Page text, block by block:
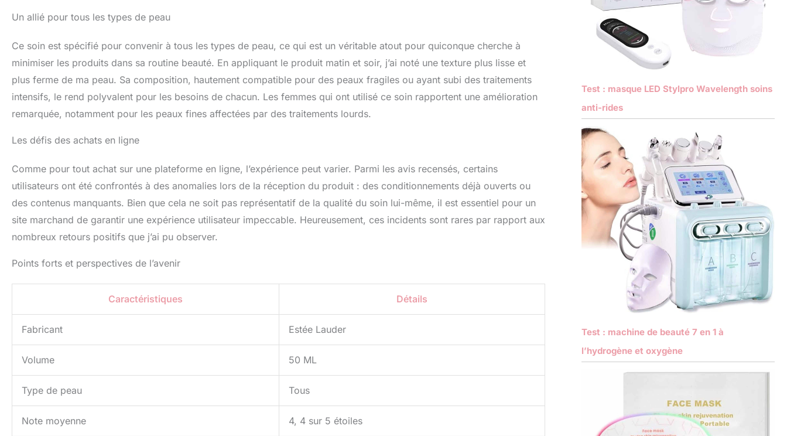
Un allié pour tous les types de peau
Ce soin est spécifié pour convenir à tous les types de peau, ce qui est un véritable atout pour quiconque cherche à
minimiser les produits dans sa routine beauté. En appliquant le produit matin et soir, j’ai noté une texture plus lisse et
plus ferme de ma peau. Sa composition, hautement compatible pour des peaux fragiles ou ayant subi des traitements
intensifs, le rend polyvalent pour les besoins de chacun. Les femmes qui ont utilisé ce soin rapportent une amélioration
remarquée, notamment pour les peaux fines affectées par des traitements lourds.
Les défis des achats en ligne
Comme pour tout achat sur une plateforme en ligne, l’expérience peut varier. Parmi les avis recensés, certains
utilisateurs ont été confrontés à des anomalies lors de la réception du produit : des conditionnements déjà ouverts ou
des contenus manquants. Bien que cela ne soit pas représentatif de la qualité du soin lui-même, il est essentiel pour un
site marchand de garantir une expérience utilisateur impeccable. Heureusement, ces incidents sont rares par rapport aux
nombreux retours positifs que j’ai pu observer.
Points forts et perspectives de l’avenir
Caractéristiques Détails
Fabricant Estée Lauder
Volume 50 ML
Type de peau Tous
Note moyenne 4, 4 sur 5 étoiles
Test : masque LED Stylpro Wavelength soins
anti-rides
Test : machine de beauté 7 en 1 à
l’hydrogène et oxygène